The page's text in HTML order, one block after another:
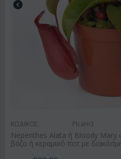
ΚΩΔΙΚΟΣ: Plcarn3
Nepenthes Alata ή Bloody
βάζο ή κεραμικό ποτ με